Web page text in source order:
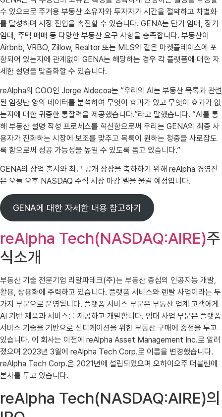
수 있으므로 주거용 부동산 소유자와 투자자가 시간을 절약하고 차별화
를 달성하며 시장 진입을 촉진할 수 있습니다. GENA는 단기 임대, 장기
임대, 주택 매매 등 다양한 부동산 요구 사항을 충족합니다. 부동산이
Airbnb, VRBO, Zillow, Realtor 또는 MLS와 같은 마켓플레이스에 포
함되어 있는지에 관계없이 GENA는 해당하는 경우 각 플랫폼에 대한 자
세한 설명을 맞춤화할 수 있습니다.
reAlpha의 COO인 Jorge Aldecoa는 “우리의 AI는 부동산 목록과 관련
된 엄청난 양의 데이터를 분석하여 무엇이 효과가 있고 무엇이 효과가 없
는지에 대한 귀중한 통찰력을 제공했습니다.”라고 말했습니다. “AI를 통
해 부동산 설명 작성 프로세스를 혁신함으로써 우리는 GENA의 최종 사
용자가 진화하는 시장에 보조를 맞추고 목록이 원하는 청중을 사로잡도
록 함으로써 성공 가능성을 높일 수 있도록 돕고 있습니다.”
GENA의 상업 출시와 최근 공개 상장을 축하하기 위해 reAlpha 경영진
은 오늘 오후 NASDAQ 주식 시장 마감 벨을 울릴 예정입니다.
GENA에 대한 자세한 내용 참고하기
reAlpha Tech(NASDAQ:AIRE)주
식소개
부동산 기술 전문기업 리알파테크(주)는 부동산 중심의 인공지능 개발,
활용, 상용화에 주력하고 있습니다. 플랫폼 서비스와 렌탈 사업이라는 두
가지 부문으로 운영됩니다. 플랫폼 서비스 부문은 부동산 업계 고객에게
AI 기반 제품과 서비스를 제공하고 개발합니다. 임대 사업 부문은 플랫폼
서비스 기술을 기반으로 신디케이션을 위한 부동산 구매에 중점을 두고
있습니다. 이 회사는 이전에 reAlpha Asset Management Inc.로 알려
졌으며 2023년 3월에 reAlpha Tech Corp.로 이름을 변경했습니다.
reAlpha Tech Corp.은 2021년에 설립되었으며 오하이오주 더블린에
본사를 두고 있습니다.
reAlpha Tech(NASDAQ:AIRE)의